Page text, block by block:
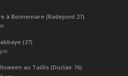
à Bonnemare (Radepont 27)
(27)
au Taillis (Duclair 76)